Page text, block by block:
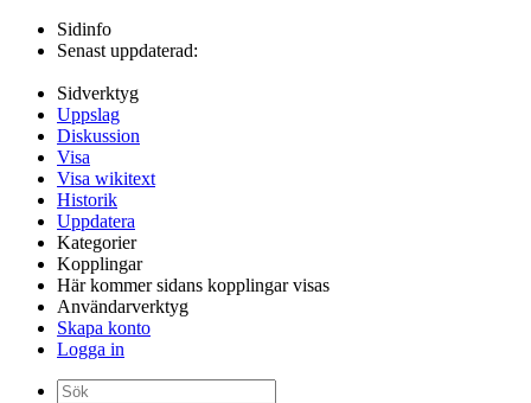
Sidinfo
Senast uppdaterad:
Sidverktyg
Uppslag
Diskussion
Visa
Visa wikitext
Historik
Uppdatera
Kategorier
Kopplingar
Här kommer sidans kopplingar visas
Användarverktyg
Skapa konto
Logga in